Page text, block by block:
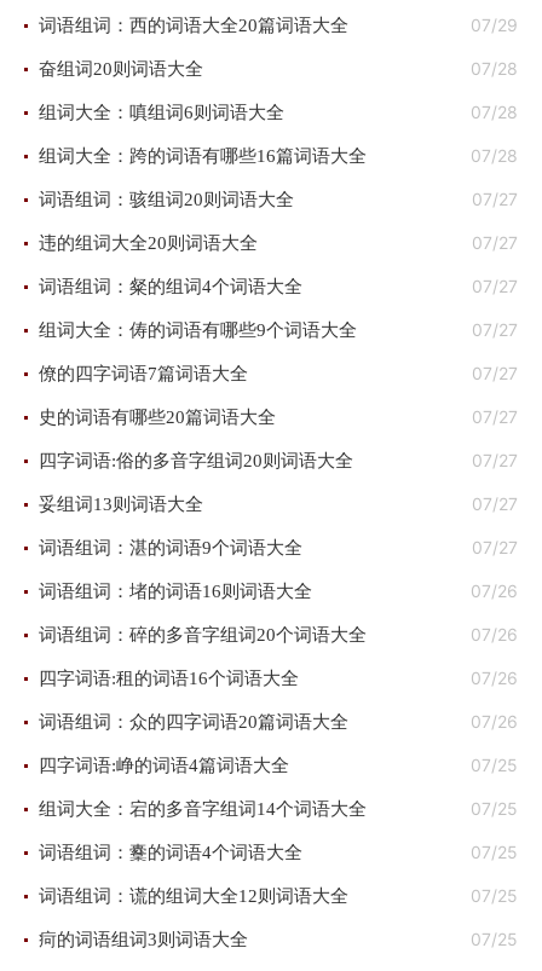
07/29
词语组词：西的词语大全20篇词语大全
07/28
奋组词20则词语大全
07/28
组词大全：嗔组词6则词语大全
07/28
组词大全：跨的词语有哪些16篇词语大全
07/27
词语组词：骇组词20则词语大全
07/27
违的组词大全20则词语大全
07/27
词语组词：粲的组词4个词语大全
07/27
组词大全：俦的词语有哪些9个词语大全
07/27
僚的四字词语7篇词语大全
07/27
史的词语有哪些20篇词语大全
07/27
四字词语:俗的多音字组词20则词语大全
07/27
妥组词13则词语大全
07/27
词语组词：湛的词语9个词语大全
07/26
词语组词：堵的词语16则词语大全
07/26
词语组词：碎的多音字组词20个词语大全
07/26
四字词语:租的词语16个词语大全
07/26
词语组词：众的四字词语20篇词语大全
07/25
四字词语:峥的词语4篇词语大全
07/25
组词大全：宕的多音字组词14个词语大全
07/25
词语组词：櫜的词语4个词语大全
07/25
词语组词：谎的组词大全12则词语大全
07/25
疴的词语组词3则词语大全